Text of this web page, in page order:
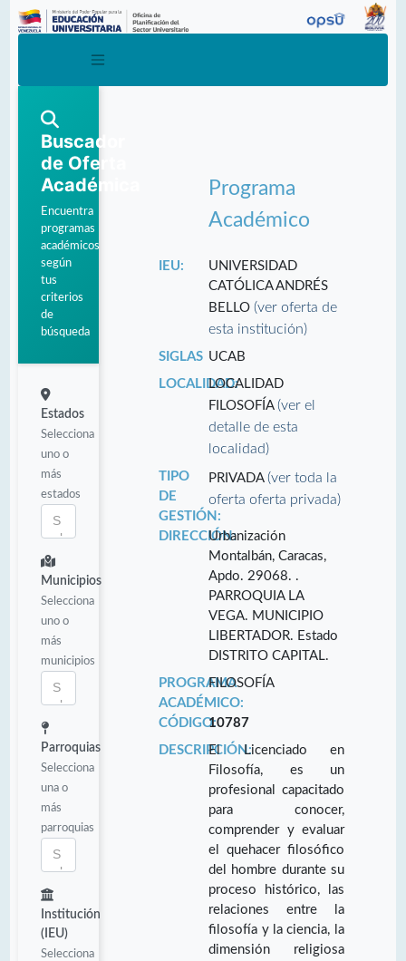
Buscador
de Oferta
Académica
Encuentra
programas
académicos
según
tus
criterios
de
búsqueda
Estados
Selecciona
uno o
más
estados
Municipios
Selecciona
uno o
más
municipios
Parroquias
Selecciona
una o
más
parroquias
Institución
(IEU)
Selecciona
Programa
Académico
IEU:
UNIVERSIDAD
CATÓLICA ANDRÉS
BELLO(ver oferta de
esta institución)
SIGLAS UCAB
LOCALIDAD:LOCALIDAD
FILOSOFÍA(ver el
detalle de esta
localidad)
TIPO
DE
GESTIÓN:
PRIVADA(ver toda la
oferta oferta privada)
DIRECCIÓN:Urbanización
Montalbán, Caracas,
Apdo. 29068. .
PARROQUIA LA
VEGA. MUNICIPIO
LIBERTADOR. Estado
DISTRITO CAPITAL.
PROGRAMA
ACADÉMICO:
FILOSOFÍA
CÓDIGO:10787
DESCRIPCIÓN:El Licenciado en
Filosofía, es un
profesional capacitado
para conocer,
comprender y evaluar
el quehacer filosófico
del hombre durante su
proceso histórico, las
relaciones entre la
filosofía y la ciencia, la
dimensión religiosa